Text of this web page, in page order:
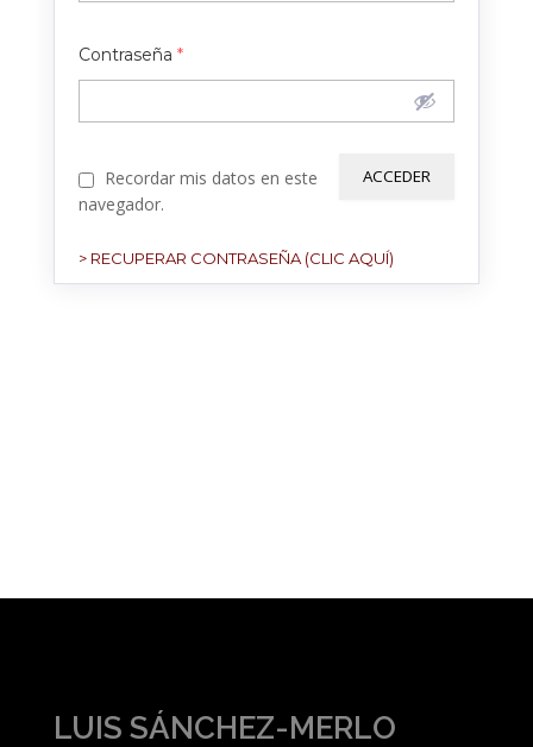
Contraseña *
Recordar mis datos en este
navegador.
> RECUPERAR CONTRASEÑA (CLIC AQUÍ)
LUIS SÁNCHEZ-MERLO